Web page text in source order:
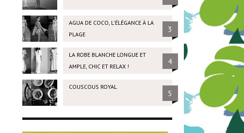
AGUA DE COCO, L'ÉLÉGANCE À LA
PLAGE
3
LA ROBE BLANCHE LONGUE ET
AMPLE, CHIC ET RELAX !
4
COUSCOUS ROYAL
5